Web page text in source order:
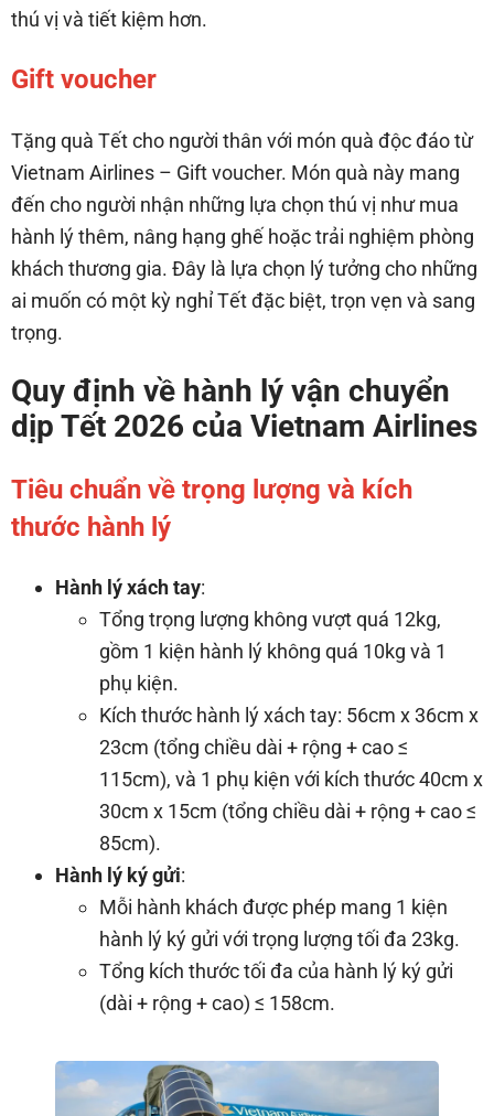
thú vị và tiết kiệm hơn.
Gift voucher
Tặng quà Tết cho người thân với món quà độc đáo từ
Vietnam Airlines – Gift voucher. Món quà này mang
đến cho người nhận những lựa chọn thú vị như mua
hành lý thêm, nâng hạng ghế hoặc trải nghiệm phòng
khách thương gia. Đây là lựa chọn lý tưởng cho những
ai muốn có một kỳ nghỉ Tết đặc biệt, trọn vẹn và sang
trọng.
Quy định về hành lý vận chuyển
dịp Tết 2026 của Vietnam Airlines
Tiêu chuẩn về trọng lượng và kích
thước hành lý
Hành lý xách tay:
Tổng trọng lượng không vượt quá 12kg,
gồm 1 kiện hành lý không quá 10kg và 1
phụ kiện.
Kích thước hành lý xách tay: 56cm x 36cm x
23cm (tổng chiều dài + rộng + cao ≤
115cm), và 1 phụ kiện với kích thước 40cm x
30cm x 15cm (tổng chiều dài + rộng + cao ≤
85cm).
Hành lý ký gửi:
Mỗi hành khách được phép mang 1 kiện
hành lý ký gửi với trọng lượng tối đa 23kg.
Tổng kích thước tối đa của hành lý ký gửi
(dài + rộng + cao) ≤ 158cm.